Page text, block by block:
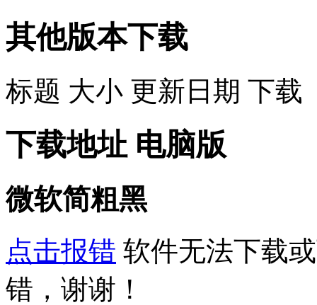
其他版本下载
标题 大小 更新日期 下载
下载地址 电脑版
微软简粗黑
点击报错 软件无法下载
错，谢谢！